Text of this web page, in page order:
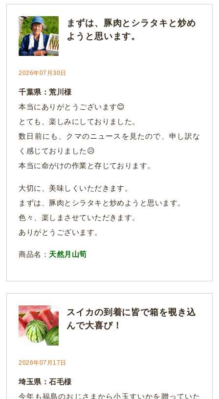
まずは、豚肉とシラタキと炒め
ようと思います。
2026年07月30日
千葉県：荒川様
本当にありがとうございます😊
とても、楽しみにしておりました。
数日前にも、クマのニュースを見たので、申し訳な
く感じておりました😥
本当に命がけの作業と存じております。
大切に、美味しくいただきます。
まずは、豚肉とシラタキと炒めようと思います。
色々、楽しまさせていただきます。
ありがとうございます。
商品名： 天然月山筍
スイカの到着に皆で箱を覗き込
んで大喜び！
2026年07月17日
埼玉県：石毛様
今年も福島のおじさまから小玉すいかを贈っていた